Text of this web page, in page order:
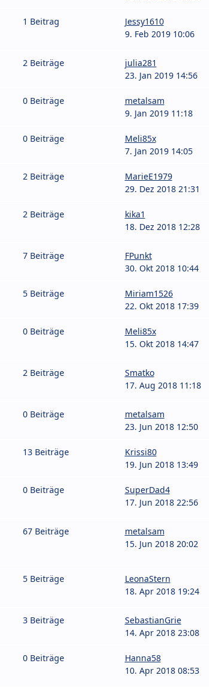
1 Beitrag
Jessy1610
9. Feb 2019 10:06
2 Beiträge
julia281
23. Jan 2019 14:56
0 Beiträge
metalsam
9. Jan 2019 11:18
0 Beiträge
Meli85x
7. Jan 2019 14:05
2 Beiträge
MarieE1979
29. Dez 2018 21:31
2 Beiträge
kika1
18. Dez 2018 12:28
7 Beiträge
FPunkt
30. Okt 2018 10:44
5 Beiträge
Miriam1526
22. Okt 2018 17:39
0 Beiträge
Meli85x
15. Okt 2018 14:47
2 Beiträge
Smatko
17. Aug 2018 11:18
0 Beiträge
metalsam
23. Jun 2018 12:50
13 Beiträge
Krissi80
19. Jun 2018 13:49
0 Beiträge
SuperDad4
17. Jun 2018 22:56
67 Beiträge
metalsam
15. Jun 2018 20:02
5 Beiträge
LeonaStern
18. Apr 2018 19:24
3 Beiträge
SebastianGrie
14. Apr 2018 23:08
0 Beiträge
Hanna58
10. Apr 2018 08:53